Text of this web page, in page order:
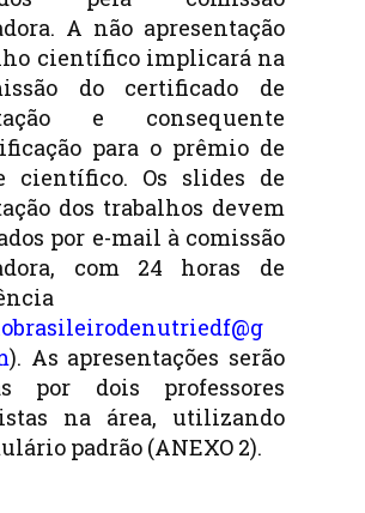
A não apresentação
científico implicará na
do certificado de
e consequente
para o prêmio de
científico. Os slides de
dos trabalhos devem
por e-mail à comissão
com 24 horas de
). As apresentações serão
por dois professores
na área, utilizando
padrão (ANEXO 2).